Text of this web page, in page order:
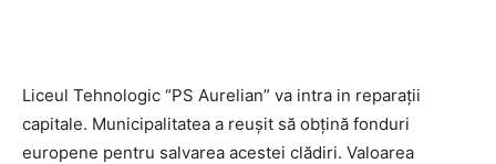
Liceul Tehnologic “PS Aurelian” va intra in reparații
capitale. Municipalitatea a reușit să obțină fonduri
europene pentru salvarea acestei clădiri. Valoarea